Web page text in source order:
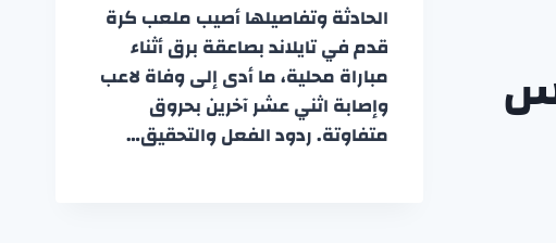
الحادثة وتفاصيلها أصيب ملعب كرة
قدم في تايلاند بصاعقة برق أثناء
مباراة محلية، ما أدى إلى وفاة لاعب
وإصابة اثني عشر آخرين بحروق
متفاوتة. ردود الفعل والتحقيق…